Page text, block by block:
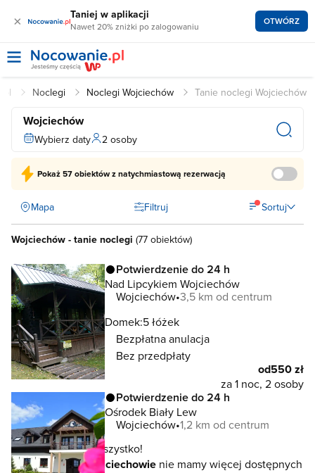
× Taniej w aplikacji
Nawet 20% zniżki po zalogowaniu OTWÓRZ
Noclegi Noclegi Wojciechów Tanie noclegi Wojciechów
Wojciechów
Wybierz daty 2 osoby
Pokaż57 obiektówz natychmiastową rezerwacją
Mapa Filtruj Sortuj
Wojciechów - tanie noclegi (77 obiektów)
Potwierdzenie do 24 h
Nad Lipcykiem Wojciechów
Wojciechów 3,5 km od centrum
Domek:5 łóżek
Bezpłatna anulacja
Bez przedpłaty
od550 zł
za 1 noc, 2 osoby
Potwierdzenie do 24 h
Ośrodek Biały Lew
Wojciechów 1,2 km od centrum
To jeszcze nie wszystko!
W lokalizacjiWojciechowie nie mamy więcej dostępnych